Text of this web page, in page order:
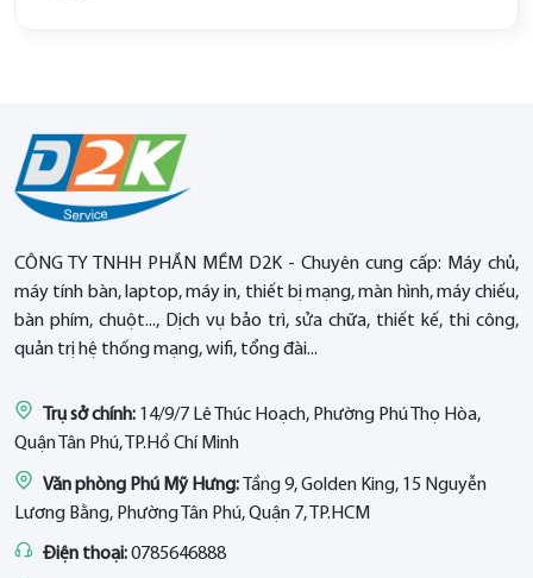
CÔNG TY TNHH PHẦN MỀM D2K - Chuyên cung cấp: Máy chủ,
máy tính bàn, laptop, máy in, thiết bị mạng, màn hình, máy chiếu,
bàn phím, chuột..., Dịch vụ bảo trì, sửa chữa, thiết kế, thi công,
quản trị hệ thống mạng, wifi, tổng đài...
Trụ sở chính: 14/9/7 Lê Thúc Hoạch, Phường Phú Thọ Hòa,
Quận Tân Phú, TP.Hồ Chí Minh
Văn phòng Phú Mỹ Hưng:
Tầng 9, Golden King, 15 Nguyễn
Lương Bằng, Phường Tân Phú, Quận 7, TP.HCM
Điện thoại:0785646888